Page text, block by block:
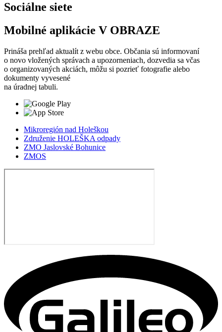
Sociálne siete
Mobilné aplikácie V OBRAZE
Prináša prehľad aktualít z webu obce. Občania sú informovaní
o novo vložených správach a upozorneniach, dozvedia sa včas
o organizovaných akciách, môžu si pozrieť fotografie alebo
dokumenty vyvesené
na úradnej tabuli.
Mikroregión nad Holeškou
Združenie HOLEŠKA odpady
ZMO Jaslovské Bohunice
ZMOS